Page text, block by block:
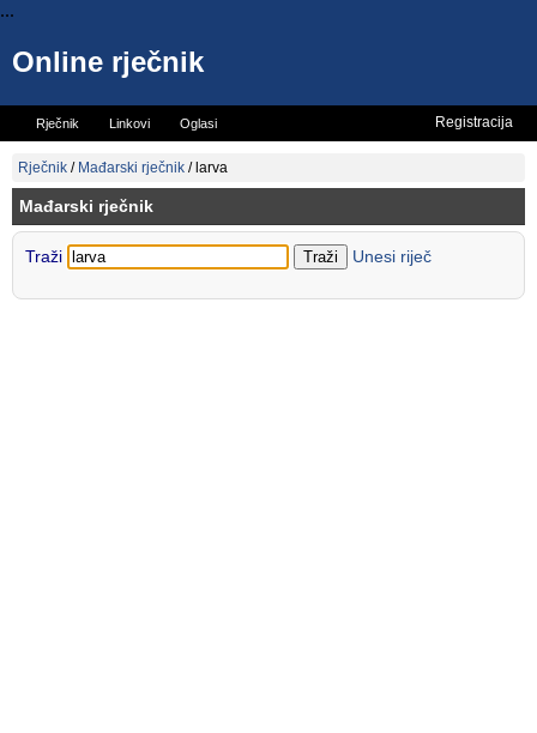
...
Online rječnik
Rječnik Linkovi Oglasi
Vicevi Mini rječnik
Registracija
Rječnik / Mađarski rječnik / larva
Mađarski rječnik
Traži Unesi riječ